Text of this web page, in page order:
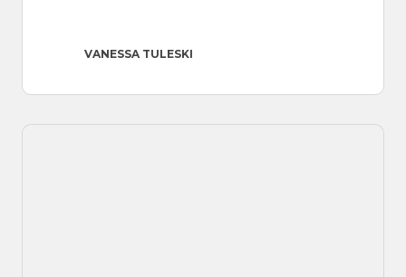
VANESSA TULESKI